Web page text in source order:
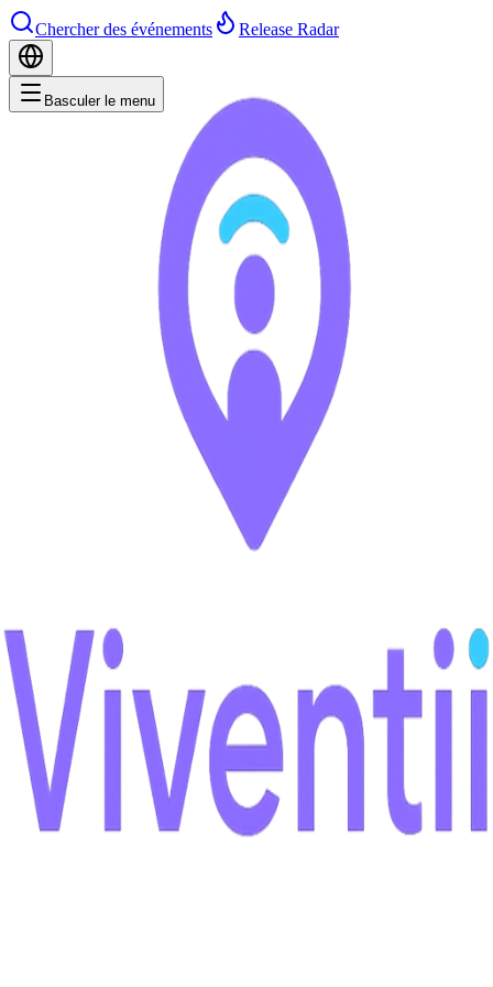
Chercher des événements Release Radar
Basculer le menu